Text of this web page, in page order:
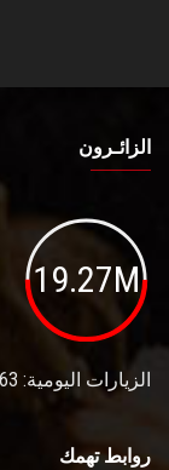
الزائـرون
19.27M
الزيارات اليومية: 363
روابط تهمك